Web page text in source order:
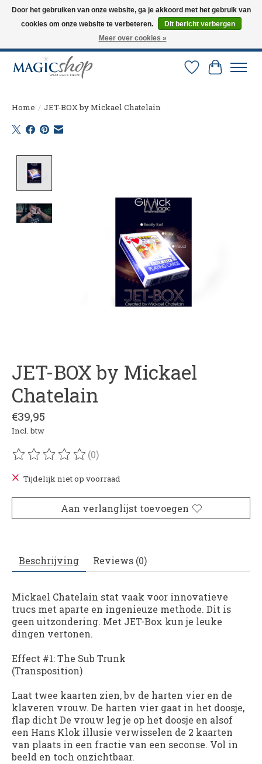
Altijd de nieuwste trucs op voorraad. Snelle verzending via PostNL en DHL.
Langskomen in onze winkel? Bel of mail om een afspraak te maken. 0251-
Verlanglijst
Home / JET-BOX by Mickael Chatelain
JET-BOX by Mickael
Chatelain
€39,95
Incl. btw
De beoordeling van dit product is
(0)
Tijdelijk niet op voorraad
Aan verlanglijst toevoegen
Beschrijving Reviews (0)
Mickael Chatelain stat vaak voor innovatieve
trucs met aparte en ingenieuze methode. Dit is
geen uitzondering. Met JET-Box kun je leuke
dingen vertonen.
Effect #1: The Sub Trunk
(Transposition)
Laat twee kaarten zien, bv de harten vier en de
klaveren vrouw. De harten vier gaat in het doosje,
flap dicht De vrouw leg je op het doosje en alsof
een Hans Klok illusie verwisselen de 2 kaarten
van plaats in een fractie van een seconse. Vol in
beeld en toch onzichtbaar.
Door het gebruiken van onze website, ga je akkoord met het gebruik van
cookies om onze website te verbeteren.
Dit bericht verbergen
Meer over cookies »